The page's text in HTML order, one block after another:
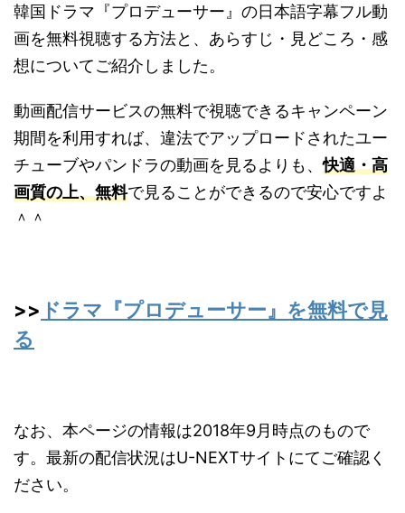
韓国ドラマ『プロデューサー』の日本語字幕フル動
画を無料視聴する方法と、あらすじ・見どころ・感
想についてご紹介しました。
動画配信サービスの無料で視聴できるキャンペーン
期間を利用すれば、違法でアップロードされたユー
チューブやパンドラの動画を見るよりも、快適・高
画質の上、無料で見ることができるので安心ですよ
＾＾
>> ドラマ『プロデューサー』を無料で見
る
なお、本ページの情報は2018年9月時点のもので
す。最新の配信状況はU-NEXTサイトにてご確認く
ださい。